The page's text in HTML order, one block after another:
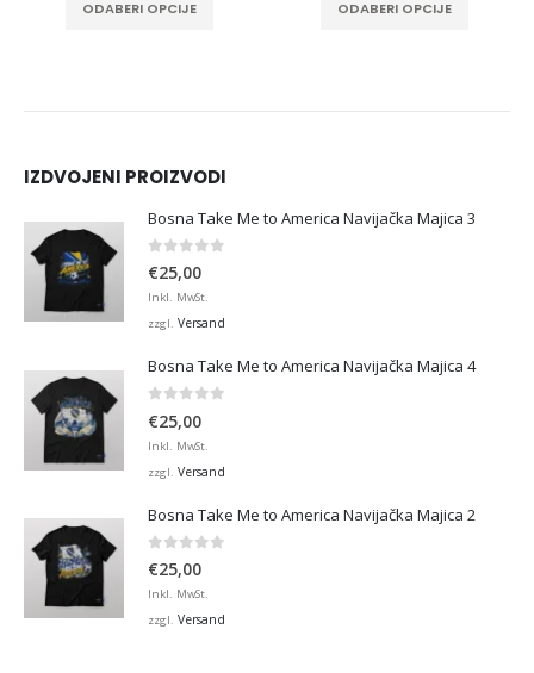
ODABERI OPCIJE AUSFÜHRUNG WÄHLEN
IZDVOJENI PROIZVODI
Bosna Take Me to America Navijačka Majica 3
0 von 5
€25,00
Inkl. MwSt.
zzgl. Versand
Bosna Take Me to America Navijačka Majica 4
€25,00
Inkl. MwSt.
zzgl. Versand
Bosna Take Me to America Navijačka Majica 2
0 von 5
€25,00
Inkl. MwSt.
zzgl. Versand